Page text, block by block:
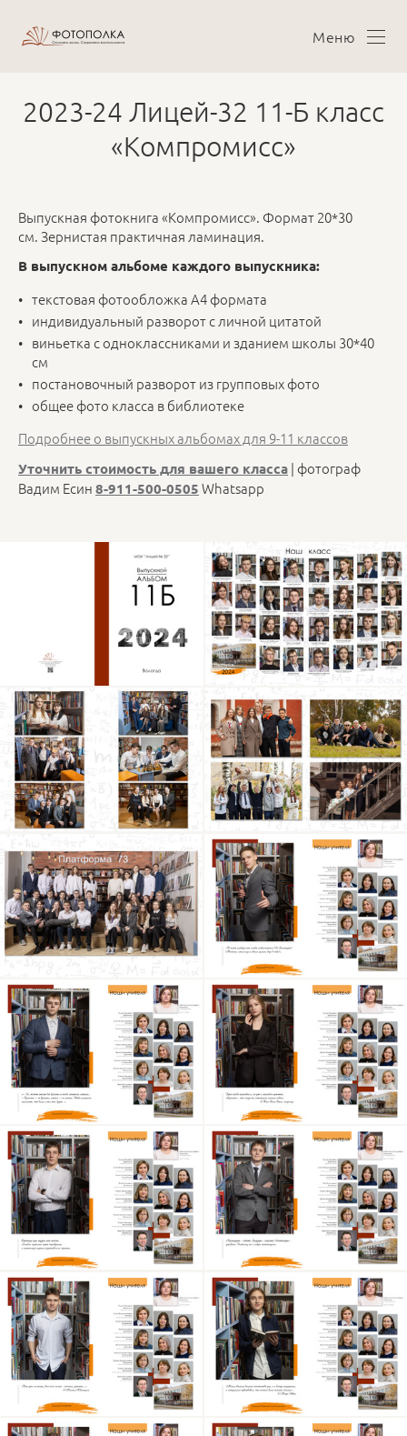
Меню
2023-24 Лицей-32 11-Б класс
«Компромисс»
Выпускная фотокнига «Компромисс». Формат 20*30
см. Зернистая практичная ламинация.
В выпускном альбоме каждого выпускника:
текстовая фотообложка А4 формата
индивидуальный разворот с личной цитатой
виньетка с одноклассниками и зданием школы 30*40
см
постановочный разворот из групповых фото
общее фото класса в библиотеке
Подробнее о выпускных альбомах для 9-11 классов
Уточнить стоимость для вашего класса | фотограф
Вадим Есин 8-911-500-0505 Whatsapp